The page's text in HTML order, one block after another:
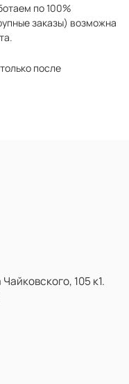
по 100%
заказы) возможна
после
105 к1.